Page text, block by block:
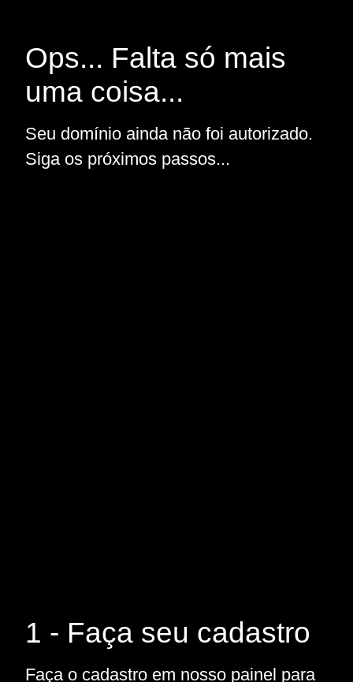
Ops... Falta só mais
uma coisa...
Seu domínio ainda não foi autorizado.
Siga os próximos passos...
1 - Faça seu cadastro
Faça o cadastro em nosso painel para